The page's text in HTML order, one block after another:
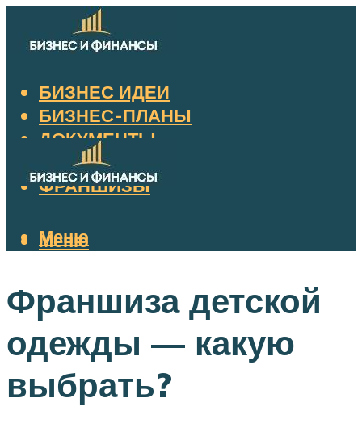
БИЗНЕС ИДЕИ
БИЗНЕС-ПЛАНЫ
ДОКУМЕНТЫ
НАЛОГИ
ФРАНШИЗЫ
Меню
Меню
Франшиза детской
одежды — какую
выбрать?